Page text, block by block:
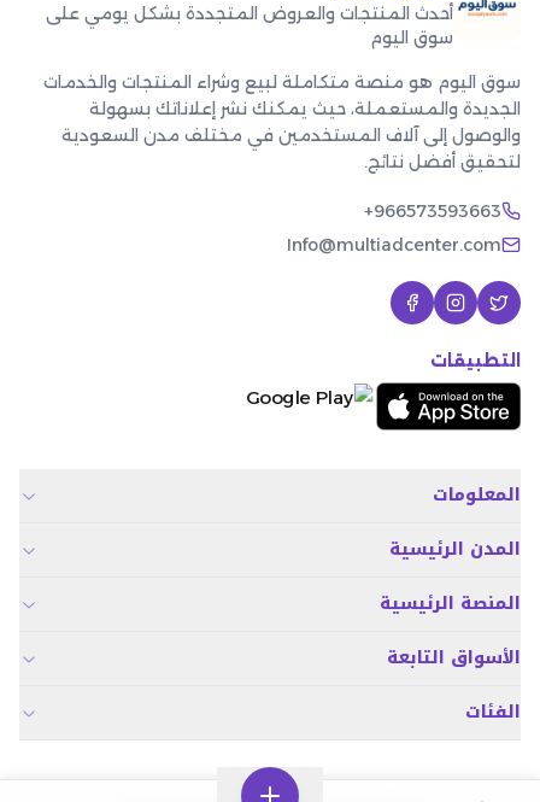
أحدث المنتجات والعروض المتجددة بشكل يومي على
سوق اليوم
سوق اليوم هو منصة متكاملة لبيع وشراء المنتجات والخدمات
الجديدة والمستعملة، حيث يمكنك نشر إعلاناتك بسهولة
والوصول إلى آلاف المستخدمين في مختلف مدن السعودية
لتحقيق أفضل نتائج.
+966573593663
Info@multiadcenter.com
التطبيقات
المعلومات
المدن الرئيسية
المنصة الرئيسية
الأسواق التابعة
الفئات